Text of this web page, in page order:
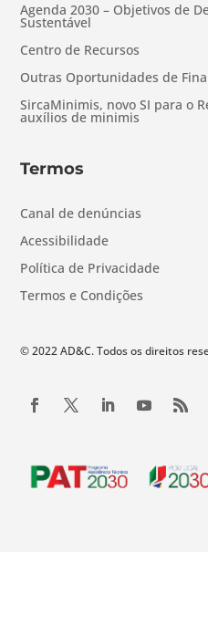
Agenda 2030 – Objetivos de
Sustentável
Centro de Recursos
Outras Oportunidades de
SircaMinimis, novo SI para o
auxílios de minimis
Termos
Canal de denúncias
Acessibilidade
Política de Privacidade
Termos e Condições
© 2022 AD&C. Todos os direitos